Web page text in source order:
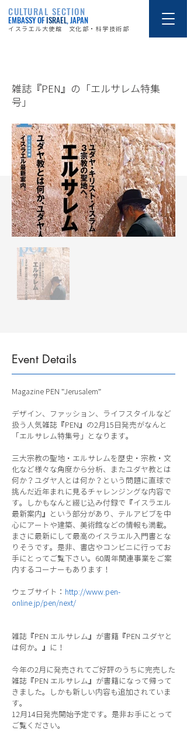
CULTURAL SECTION
EMBASSY OFISRAEL, JAPAN
イスラエル大使館 文化部・科学技術部
雑誌『PEN』の「エルサレム特集
号」
Event Details
Magazine PEN "Jerusalem"
デザイン、ファッション、ライフスタイルなど
扱う人気雑誌『PEN』の2月15日発売がなんと
「エルサレム特集号」となります。
三大宗教の聖地・エルサレムを歴史・宗教・文
化など様々な角度から分析、またユダヤ教とは
何か？ユダヤ人とは何か？という問題に直球で
挑んだ近年まれに見るチャレンジングな内容で
す。しかもなんと綴じ込み付録で『イスラエル
最新案内』という部分があり、テルアビブを中
心にアートや建築、美術館などの情報も満載。
まさに最新にして最高のイスラエル入門書とな
りそうです。是非、書店やコンビニに行ってお
手にとってご覧下さい。60周年関連事業をご案
内するコーナーもあります！
ウェブサイト：
http://www.pen-
online.jp/pen/next/
雑誌『PEN エルサレム』が書籍『PEN ユダヤと
は何か。』に！
今年の2月に発売されてご好評のうちに完売した
雑誌『PEN エルサレム』が書籍になって帰って
きました。しかも新しい内容も追加されていま
す。
12月14日発売開始予定です。是非お手にとって
ご覧ください。